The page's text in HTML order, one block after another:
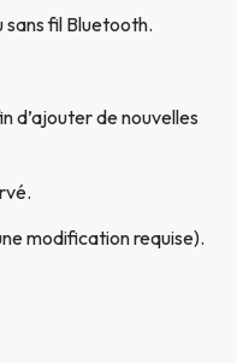
fil Bluetooth.
d’ajouter de nouvelles
modification requise).